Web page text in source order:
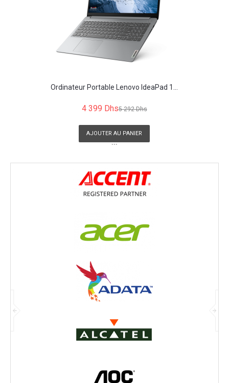
Ordinateur Portable Lenovo IdeaPad 1...
4 399 Dhs5 292 Dhs
AJOUTER AU PANIER
```